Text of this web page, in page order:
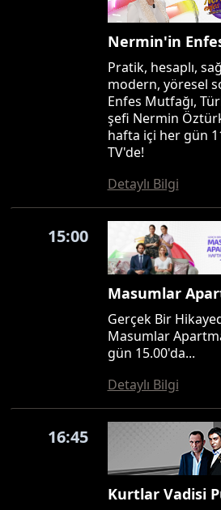
Nermin'in
Pratik, hesaplı,
modern, yöresel
Enfes Mutfağı,
şefi Nermin
hafta içi her gün
TV'de!
Detaylı Bilgi
15:00
Masumlar
Gerçek Bir
Masumlar
gün 15.00'da...
Detaylı Bilgi
16:45
Kurtlar Vadisi